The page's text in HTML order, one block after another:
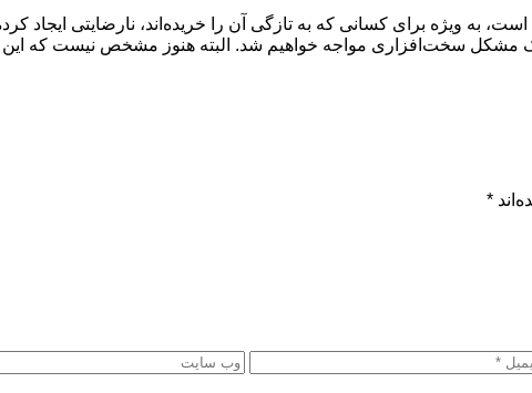
به ویژه برای کسانی که به تازگی آن را خریده‌اند، نارضایتی
یک مشکل سخت‌افزاری مواجه خواهیم شد. البته هنوز مشخص نیست که این
*